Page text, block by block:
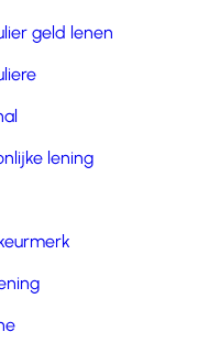
geld lenen
lening